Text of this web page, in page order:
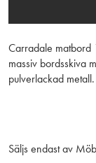
Carradale matbord
massiv bordsskiva
pulverlackad
50 cm vilket kan
bordsskivan samt
Säljs endast av